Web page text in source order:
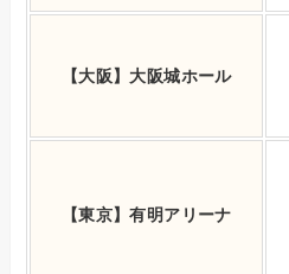
【大阪】大阪城ホール
【東京】有明アリーナ